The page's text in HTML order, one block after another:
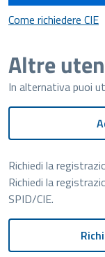
Come richiedere CIE
Altre
In alternativa puoi
Richiedi la
Richiedi la
SPID/CIE.